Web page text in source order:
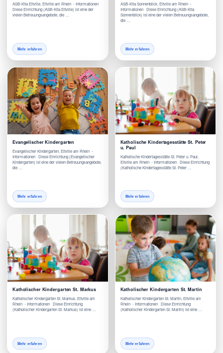
ASB-Kita Eltville, Eltville am Rhein - Informationen
Diese Einrichtung (ASB-Kita Eltville) ist eine der
vielen Betreuungsangebote, die …
Mehr erfahren
ASB-Kita Sonnenblick, Eltville am Rhein -
Informationen Diese Einrichtung (ASB-Kita
Sonnenblick) ist eine der vielen Betreuungsangebote,
die …
Mehr erfahren
Evangelischer Kindergarten
Evangelischer Kindergarten, Eltville am Rhein -
Informationen Diese Einrichtung (Evangelischer
Kindergarten) ist eine der vielen Betreuungsangebote,
die …
Mehr erfahren
Katholische Kindertagesstätte St. Peter
u. Paul
Katholische Kindertagesstätte St. Peter u. Paul,
Eltville am Rhein - Informationen Diese Einrichtung
(Katholische Kindertagesstätte St. Peter …
Mehr erfahren
Katholischer Kindergarten St. Markus
Katholischer Kindergarten St. Markus, Eltville am
Rhein - Informationen Diese Einrichtung
(Katholischer Kindergarten St. Markus) ist eine …
Mehr erfahren
Katholischer Kindergarten St. Martin
Katholischer Kindergarten St. Martin, Eltville am
Rhein - Informationen Diese Einrichtung
(Katholischer Kindergarten St. Martin) ist eine …
Mehr erfahren